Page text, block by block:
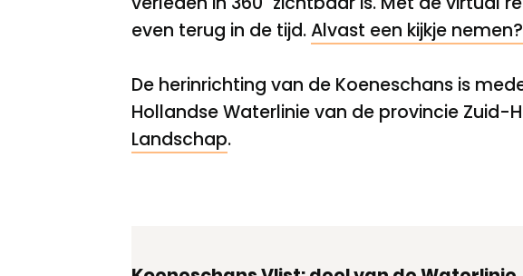
even terug in de tijd.Alvast een kijkje nemen?
De herinrichting van de Koeneschans is
Hollandse Waterlinie van de provincie
Landschap.